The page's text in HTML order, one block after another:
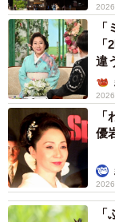
違
屋
優